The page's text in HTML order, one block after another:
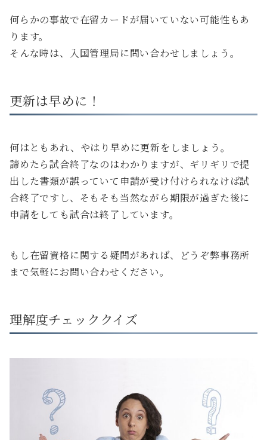
何らかの事故で在留カードが届いていない可能性もあ
ります。
そんな時は、入国管理局に問い合わせしましょう。
更新は早めに！
何はともあれ、やはり早めに更新をしましょう。
諦めたら試合終了なのはわかりますが、ギリギリで提
出した書類が誤っていて申請が受け付けられなけば試
合終了ですし、そもそも当然ながら期限が過ぎた後に
申請をしても試合は終了しています。
もし在留資格に関する疑問があれば、どうぞ弊事務所
まで気軽にお問い合わせください。
理解度チェッククイズ